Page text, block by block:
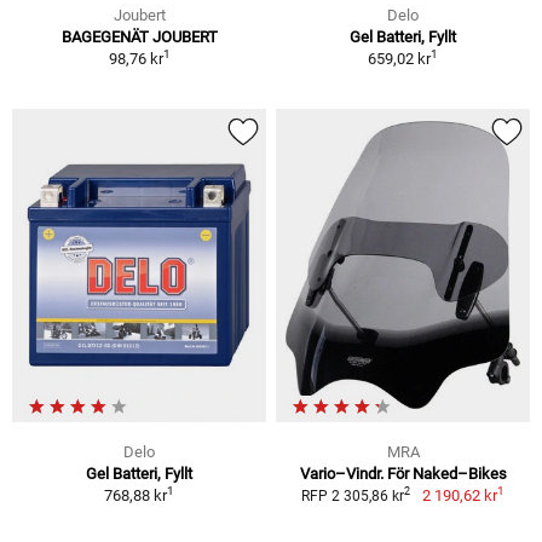
Joubert
BAGEGENÄT JOUBERT
98,76 kr1
Delo
Gel Batteri, Fyllt
659,02 kr1
Delo
Gel Batteri, Fyllt
768,88 kr1
MRA
Vario–Vindr. För Naked–Bikes
RFP 2 305,86 kr2 2 190,62 kr1